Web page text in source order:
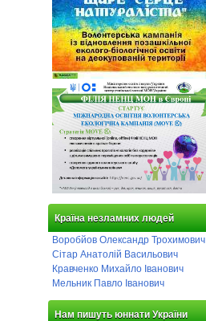
Країна незламних людей
Воробйов Олександр Трохимович
Сітар Анатолій Васильович
Кравченко Михайло Іванович
Мельник Павло Іванович
Нам пишуть юннати України